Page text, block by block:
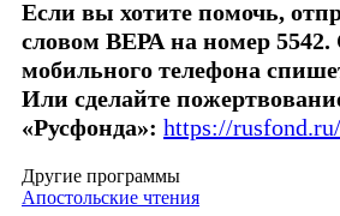
Если вы хотите помочь,
словом ВЕРА на номер 5542.
мобильного телефона
Или сделайте
«Русфонда»: https://
Другие программы
Апостольские чтения